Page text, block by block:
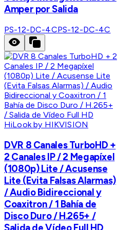
Amper por Salida
PS-12-DC-4CPS-12-DC-4C
HiLook by HIKVISION
DVR 8 Canales TurboHD +
2 Canales IP / 2 Megapíxel
(1080p) Lite / Acusense
Lite (Evita Falsas Alarmas)
/ Audio Bidireccional y
Coaxitron / 1 Bahía de
Disco Duro / H.265+ /
Salida de Vídeo Full HD